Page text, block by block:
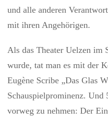
und alle anderen
mit ihren Angehörigen.
Als das Theater Uelzen im
wurde, tat man es mit der
Eugène Scribe „Das Glas
Schauspielprominenz. Und
vorweg zu nehmen: Der